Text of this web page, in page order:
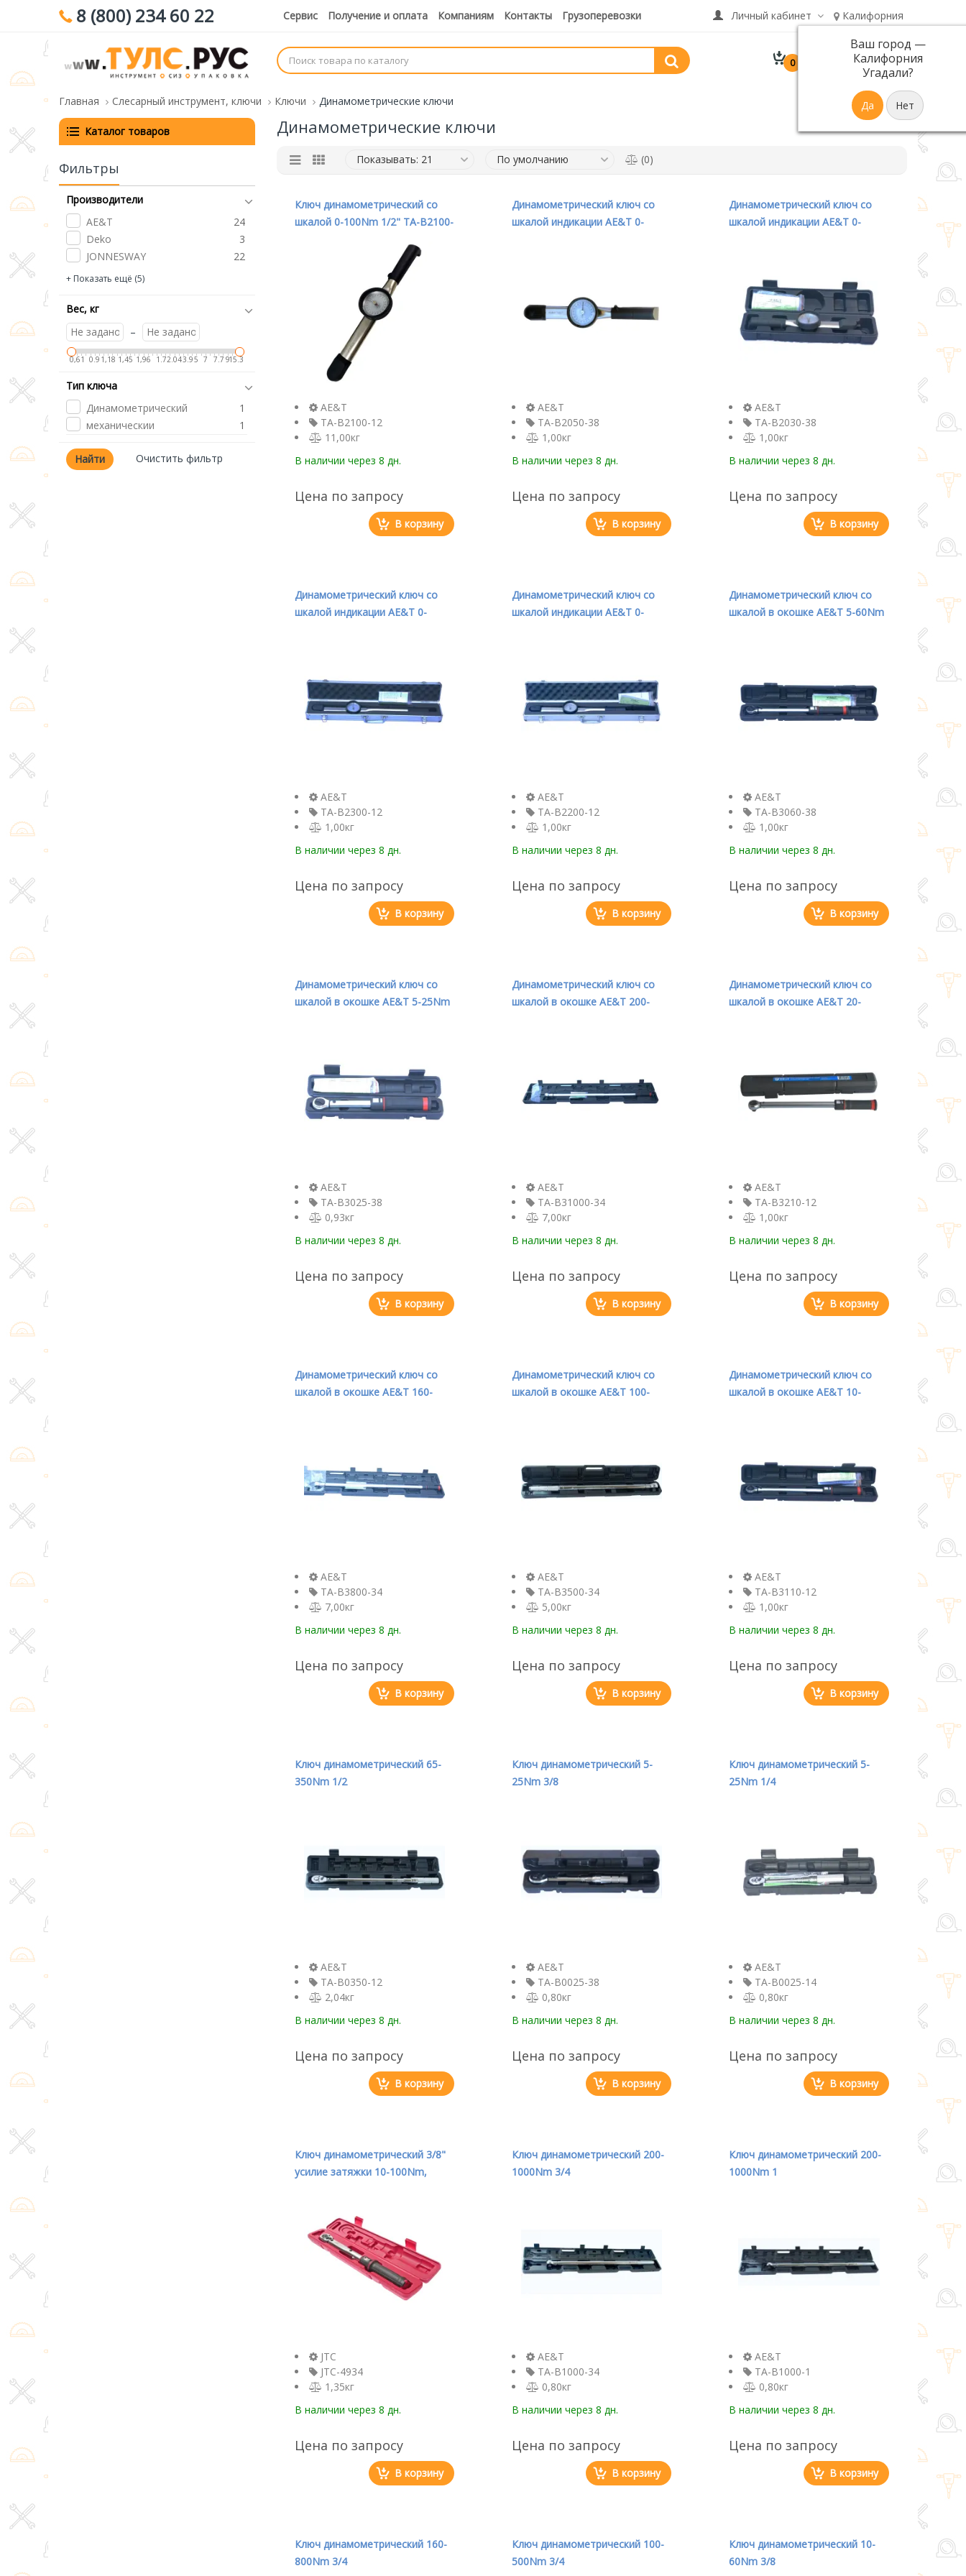
8 (800) 234 60 22 Сервис Получение и оплата Компаниям Контакты Грузоперевозки Личный кабинет Калифорния
Ваш город —
Калифорния
Угадали?
0
В корзине 0 товар(ов)
на сумму 0 р.
Главная Слесарный инструмент, ключи Ключи Динамометрические ключи
Каталог товаров
Фильтры
Производители
AE&T
24
Deko
3
JONNESWAY
22
JTC
КОБАЛЬТ
МАСТАК
ЗУБР
+ Показать ещё (5)
Вес, кг
–
0,61 0.9 1,18 1,45 1,96 1.72.043.95 7 7.7 915.3
Тип ключа
Динамометрический
1
механическии
1
Динамометрические ключи
(0)
Ключ динамометрический со
шкалой 0-100Nm 1/2" TA-B2100-
AE&T
TA-B2100-12
11,00кг
В наличии через 8 дн.
Цена по запросу
В корзину
Динамометрический ключ со
шкалой индикации AE&T 0-
AE&T
TA-B2050-38
1,00кг
В наличии через 8 дн.
Цена по запросу
В корзину
Динамометрический ключ со
шкалой индикации AE&T 0-
AE&T
TA-B2030-38
1,00кг
В наличии через 8 дн.
Цена по запросу
В корзину
Динамометрический ключ со
шкалой индикации AE&T 0-
AE&T
TA-B2300-12
1,00кг
В наличии через 8 дн.
Цена по запросу
В корзину
Динамометрический ключ со
шкалой индикации AE&T 0-
AE&T
TA-B2200-12
1,00кг
В наличии через 8 дн.
Цена по запросу
В корзину
Динамометрический ключ со
шкалой в окошке AE&T 5-60Nm
AE&T
TA-B3060-38
1,00кг
В наличии через 8 дн.
Цена по запросу
В корзину
Динамометрический ключ со
шкалой в окошке AE&T 5-25Nm
AE&T
TA-B3025-38
0,93кг
В наличии через 8 дн.
Цена по запросу
В корзину
Динамометрический ключ со
шкалой в окошке AE&T 200-
AE&T
TA-B31000-34
7,00кг
В наличии через 8 дн.
Цена по запросу
В корзину
Динамометрический ключ со
шкалой в окошке AE&T 20-
AE&T
TA-B3210-12
1,00кг
В наличии через 8 дн.
Цена по запросу
В корзину
Динамометрический ключ со
шкалой в окошке AE&T 160-
AE&T
TA-B3800-34
7,00кг
В наличии через 8 дн.
Цена по запросу
В корзину
Динамометрический ключ со
шкалой в окошке AE&T 100-
AE&T
TA-B3500-34
5,00кг
В наличии через 8 дн.
Цена по запросу
В корзину
Динамометрический ключ со
шкалой в окошке AE&T 10-
AE&T
TA-B3110-12
1,00кг
В наличии через 8 дн.
Цена по запросу
В корзину
Ключ динамометрический 65-
350Nm 1/2
AE&T
TA-B0350-12
2,04кг
В наличии через 8 дн.
Цена по запросу
В корзину
Ключ динамометрический 5-
25Nm 3/8
AE&T
TA-B0025-38
0,80кг
В наличии через 8 дн.
Цена по запросу
В корзину
Ключ динамометрический 5-
25Nm 1/4
AE&T
TA-B0025-14
0,80кг
В наличии через 8 дн.
Цена по запросу
В корзину
Ключ динамометрический 3/8"
усилие затяжки 10-100Nm,
JTC
JTC-4934
1,35кг
В наличии через 8 дн.
Цена по запросу
В корзину
Ключ динамометрический 200-
1000Nm 3/4
AE&T
TA-B1000-34
0,80кг
В наличии через 8 дн.
Цена по запросу
В корзину
Ключ динамометрический 200-
1000Nm 1
AE&T
TA-B1000-1
0,80кг
В наличии через 8 дн.
Цена по запросу
В корзину
Ключ динамометрический 160-
800Nm 3/4
Ключ динамометрический 100-
500Nm 3/4
Ключ динамометрический 10-
60Nm 3/8